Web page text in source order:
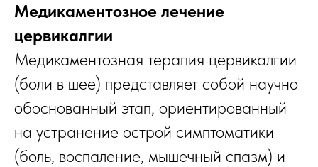
Медикаментозное лечение
цервикалгии
Медикаментозная терапия цервикалгии
(боли в шее) представляет собой научно
обоснованный этап, ориентированный
на устранение острой симптоматики
(боль, воспаление, мышечный спазм) и